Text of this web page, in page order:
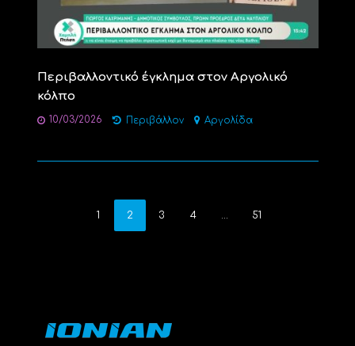
Περιβαλλοντικό έγκλημα στον Αργολικό
κόλπο
10/03/2026 Περιβάλλον Αργολίδα
1 2 3 4 51